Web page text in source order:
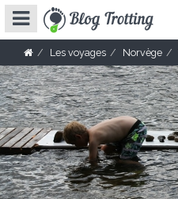
Les voyages Norvège